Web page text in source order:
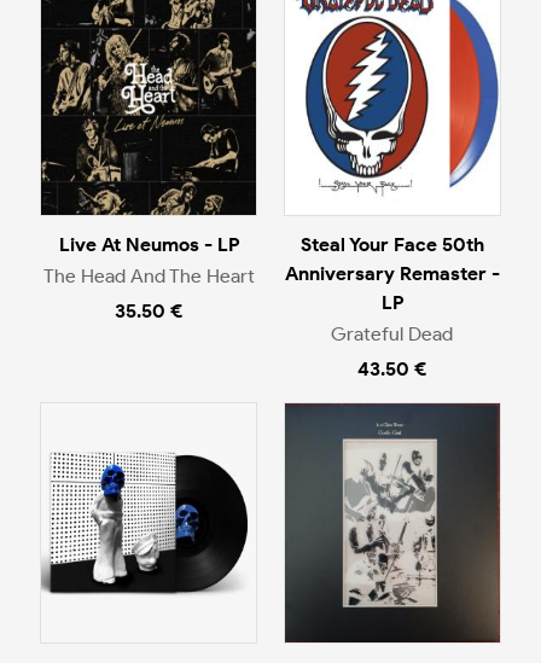
Live At Neumos - LP
The Head And The Heart
35.50 €
Steal Your Face 50th
Anniversary Remaster -
LP
Grateful Dead
43.50 €